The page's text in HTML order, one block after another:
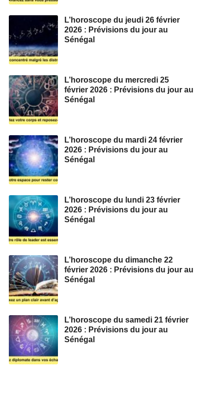
L’horoscope du jeudi 26 février
2026 : Prévisions du jour au
Sénégal
L’horoscope du mercredi 25
février 2026 : Prévisions du jour au
Sénégal
L’horoscope du mardi 24 février
2026 : Prévisions du jour au
Sénégal
L’horoscope du lundi 23 février
2026 : Prévisions du jour au
Sénégal
L’horoscope du dimanche 22
février 2026 : Prévisions du jour au
Sénégal
L’horoscope du samedi 21 février
2026 : Prévisions du jour au
Sénégal